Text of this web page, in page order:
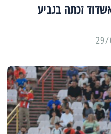
זכתה בגביע